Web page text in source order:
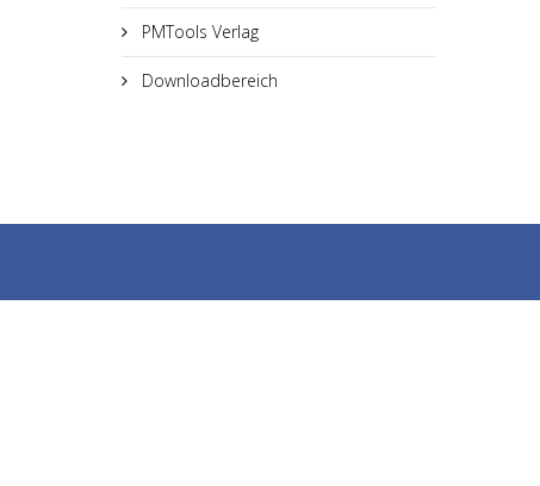
PMTools Verlag
Downloadbereich